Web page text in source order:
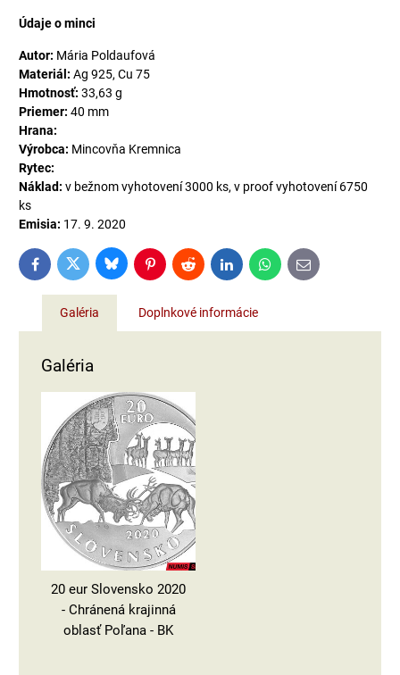
Údaje o minci
Autor: Mária Poldaufová
Materiál: Ag 925, Cu 75
Hmotnosť: 33,63 g
Priemer: 40 mm
Hrana:
Výrobca: Mincovňa Kremnica
Rytec:
Náklad: v bežnom vyhotovení 3000 ks, v proof vyhotovení 6750
ks
Emisia: 17. 9. 2020
FacebookTwitter BlueskyPinterestReddit LinkedInWhatsApp
E-
mail
Galéria Doplnkové informácie
Galéria
20 eur Slovensko 2020
- Chránená krajinná
oblasť Poľana - BK